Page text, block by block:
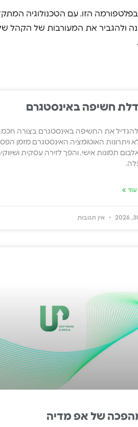
הזו. עם הטכנולוגיה
ולהגביר את המעורבות של הקהל
חשיפה באינסטגרם
להגדיל את החשיפה באינסטגרם בצורה
ויתרונות האוטומציה האינסטגרם מזמן
תמונות אישי, והפך לזירה עסקית
»
אין תגובות
של אפ מדיה